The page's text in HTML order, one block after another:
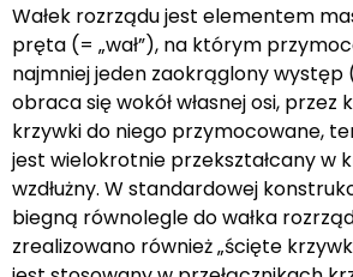
Wałek rozrządu jest elementem
pręta (= „wał”), na którym
najmniej jeden zaokrąglony występ
obraca się wokół własnej osi, przez
krzywki do niego przymocowane,
jest wielokrotnie przekształcany w
wzdłużny. W standardowej
biegną równolegle do wałka
zrealizowano również „ścięte